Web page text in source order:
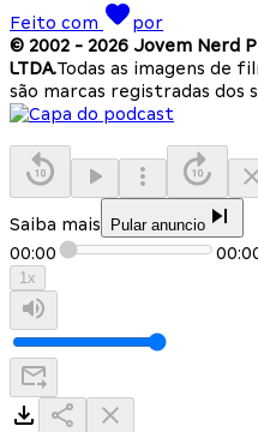
Feito com
por
© 2002 - 2026 Jovem Nerd
LTDA.Todas as imagens de
são marcas registradas
Saiba mais Pular anuncio
00:00
1x